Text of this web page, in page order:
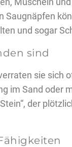
Saugnäpfen
und sogar
sind
sie sich
im Sand oder
der